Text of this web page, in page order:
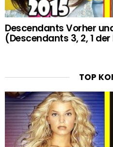
Descendants Vorher
(Descendants 3, 2, 1
TOP